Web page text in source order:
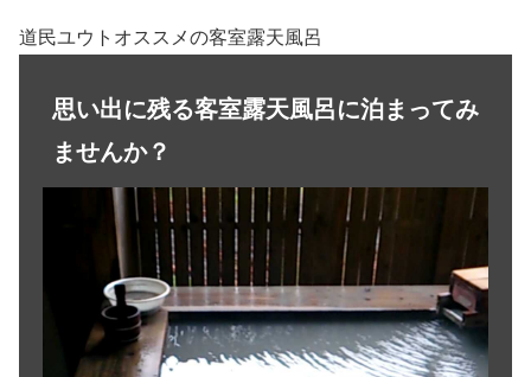
道民ユウトオススメの客室露天風呂
思い出に残る客室露天風呂に泊まってみ
ませんか？